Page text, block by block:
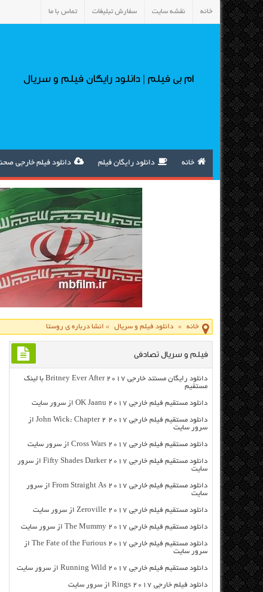
خانه نقشه سایت سفارش تبلیغات تماس با ما
ام بی فیلم | دانلود رایگان فیلم و سریال
خانه دانلود رایگان فیلم دانلود فیلم خارجی
خانه » دانلود فیلم و سریال » انشا درباره ی روستا
فیلم و سریال تصادفی
دانلود رایگان مسنتد خارجی Britney Ever After 2017 با لینک
مستقیم
دانلود مستقیم فیلم خارجی OK Jaanu 2017 از سرور سایت
دانلود مستقیم فیلم خارجی John Wick: Chapter 2 2017 از
سرور سایت
دانلود مستقیم فیلم خارجی Cross Wars 2017 از سرور سایت
دانلود مستقیم فیلم خارجی Fifty Shades Darker 2017 از سرور
سایت
دانلود مستقیم فیلم خارجی From Straight As 2017 از سرور
سایت
دانلود مستقیم فیلم خارجی Zeroville 2017 از سرور سایت
دانلود مستقیم فیلم خارجی The Mummy 2017 از سرور سایت
دانلود مستقیم فیلم خارجی The Fate of the Furious 2017 از
سرور سایت
دانلود مستقیم فیلم خارجی Running Wild 2017 از سرور سایت
دانلود فیلم خارجی Rings 2017 از سرور سایت